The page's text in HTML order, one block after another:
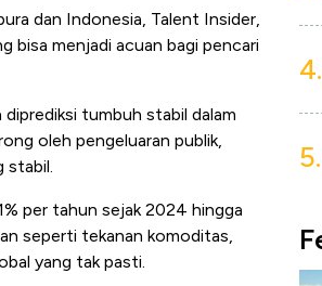
dan Indonesia, Talent Insider,
bisa menjadi acuan bagi pencari
tumbuh stabil dalam
oleh pengeluaran publik,
stabil.
per tahun sejak 2024 hingga
seperti tekanan komoditas,
yang tak pasti.
4.
5.